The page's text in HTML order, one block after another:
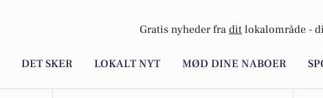
Gratis nyheder fra dit lokalområde -
DET SKER LOKALT NYT MØD DINE NABOER